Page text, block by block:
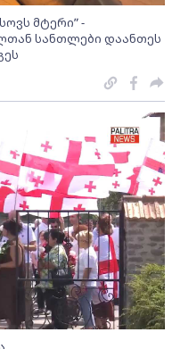
მტერი” -
სანთლები დაანთეს